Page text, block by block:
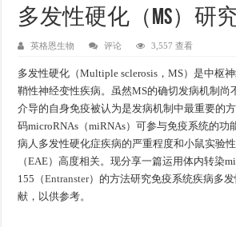
多发性硬化（MS）研
英格恩生物 评论 3,557 查看
多发性硬化（Multiple sclerosis，MS）是中枢
鞘性神经变性疾病。虽然MS的确切发病机制尚
介导的自身免疫被认为是发病机制中最重要的
码microRNAs（miRNAs）可参与免疫系统的功
病人多发性硬化症疾病的严重程度和小鼠实验
（EAE）高度相关。现分享一篇运用体内转染
155（Entranster）的方法研究免疫系统疾病多
献，以供参考。